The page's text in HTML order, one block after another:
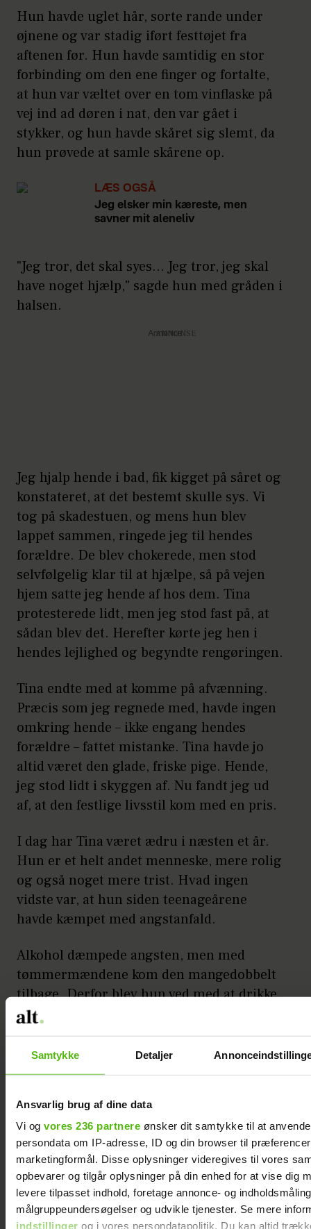
Samtykke Detaljer
Ansvarlig brug af dine data
Vi og vores 236 partnere ønsker dit samtykke til at
persondata om IP-adresse, ID og din browser til
marketingformål. Disse oplysninger videregives til vores
opbevarer og tilgår oplysninger på din enhed for at vise dig
levere tilpasset indhold, foretage annonce- og
målgruppeundersøgelser og udvikle tjenester. Se mere
indstillinger og i vores persondatapolitik. Du kan altid
Hun havde uglet hår, sorte rande under
øjnene og var stadig iført festtøjet fra
aftenen før. Hun havde samtidig en stor
forbinding om den ene finger og fortalte,
at hun var væltet over en tom vinflaske på
vej ind ad døren i nat, den var gået i
stykker, og hun havde skåret sig slemt, da
hun prøvede at samle skårene op.
LÆS OGSÅ
Jeg elsker min kæreste, men
savner mit aleneliv
"Jeg tror, det skal syes… Jeg tror, jeg skal
have noget hjælp," sagde hun med gråden i
halsen.
Annonce
Jeg hjalp hende i bad, fik kigget på såret og
konstateret, at det bestemt skulle sys. Vi
tog på skadestuen, og mens hun blev
lappet sammen, ringede jeg til hendes
forældre. De blev chokerede, men stod
selvfølgelig klar til at hjælpe, så på vejen
hjem satte jeg hende af hos dem. Tina
protesterede lidt, men jeg stod fast på, at
sådan blev det. Herefter kørte jeg hen i
hendes lejlighed og begyndte rengøringen.
Tina endte med at komme på afvænning.
Præcis som jeg regnede med, havde ingen
omkring hende – ikke engang hendes
forældre – fattet mistanke. Tina havde jo
altid været den glade, friske pige. Hende,
jeg stod lidt i skyggen af. Nu fandt jeg ud
af, at den festlige livsstil kom med en pris.
I dag har Tina været ædru i næsten et år.
Hun er et helt andet menneske, mere rolig
og også noget mere trist. Hvad ingen
vidste var, at hun siden teenageårene
havde kæmpet med angstanfald.
Alkohol dæmpede angsten, men med
tømmermændene kom den mangedobbelt
tilbage. Derfor blev hun ved med at drikke.
Nu fik hun endelig taget hul på sin angst
og begyndte at gå hos en dygtig psykolog.
Og jeg fik min bedste veninde tilbage.
sprudlende Tina, holder jeg faktisk endnu
mere af hende uden det filter, som
alkoholens tåger lagde hen over hende. Så
jeg er glad for, jeg reagerede og rakte ud,
selvom det føltes grænseoverskridende
dengang.